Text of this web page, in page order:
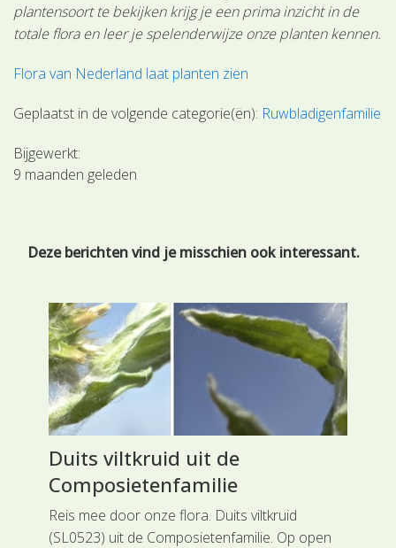
plantensoort te bekijken krijg je een prima inzicht in de
totale flora en leer je spelenderwijze onze planten kennen.
Flora van Nederland laat planten zien
Geplaatst in de volgende categorie(ën): Ruwbladigenfamilie
Bijgewerkt:
9 maanden geleden
Deze berichten vind je misschien ook interessant.
Duits viltkruid uit de
Composietenfamilie
Reis mee door onze flora. Duits viltkruid
(SL0523) uit de Composietenfamilie. Op open